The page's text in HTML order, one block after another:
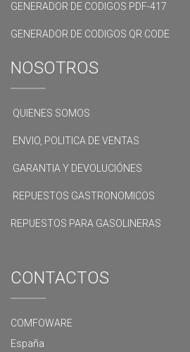
GENERADOR DE CODIGOS PDF-417
GENERADOR DE CODIGOS QR CODE
NOSOTROS
QUIENES SOMOS
ENVIO, POLITICA DE VENTAS
GARANTIA Y DEVOLUCIÓNES
REPUESTOS GASTRONOMICOS
REPUESTOS PARA GASOLINERAS
CONTACTOS
COMFOWARE
España